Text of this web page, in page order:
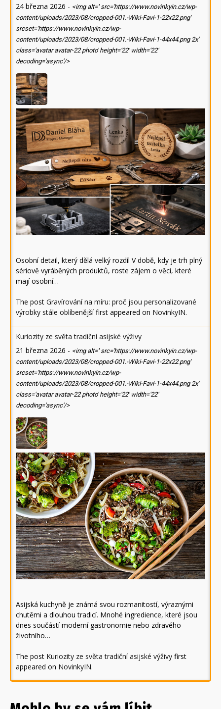
24 března 2026 - <img alt='' src='https://www.novinkyin.cz/wp-
content/uploads/2023/08/cropped-001.-Wiki-Favi-1-22x22.png'
srcset='https://www.novinkyin.cz/wp-
content/uploads/2023/08/cropped-001.-Wiki-Favi-1-44x44.png 2x'
class='avatar avatar-22 photo' height='22' width='22'
decoding='async'/>
Osobní detail, který dělá velký rozdíl V době, kdy je trh plný
sériově vyráběných produktů, roste zájem o věci, které
mají osobní…
The post Gravírování na míru: proč jsou personalizované
výrobky stále oblíbenějšífirst appeared on NovinkyIN.
Kuriozity ze světa tradiční asijské výživy
21 března 2026 - <img alt='' src='https://www.novinkyin.cz/wp-
content/uploads/2023/08/cropped-001.-Wiki-Favi-1-22x22.png'
srcset='https://www.novinkyin.cz/wp-
content/uploads/2023/08/cropped-001.-Wiki-Favi-1-44x44.png 2x'
class='avatar avatar-22 photo' height='22' width='22'
decoding='async'/>
Asijská kuchyně je známá svou rozmanitostí, výraznými
chutěmi a dlouhou tradicí. Mnohé ingredience, které jsou
dnes součástí moderní gastronomie nebo zdravého
životního…
The post Kuriozity ze světa tradiční asijské výživy first
appeared on NovinkyIN.